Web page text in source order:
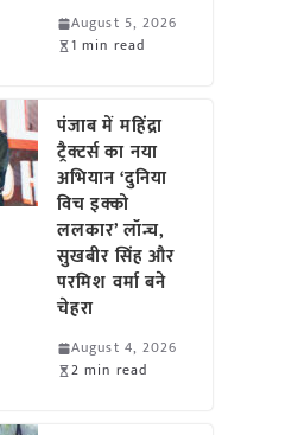
August 5, 2026
1 min read
पंजाब में महिंद्रा
ट्रैक्टर्स का नया
अभियान ‘दुनिया
विच इक्को
ललकार’ लॉन्च,
सुखबीर सिंह और
परमिश वर्मा बने
चेहरा
August 4, 2026
2 min read